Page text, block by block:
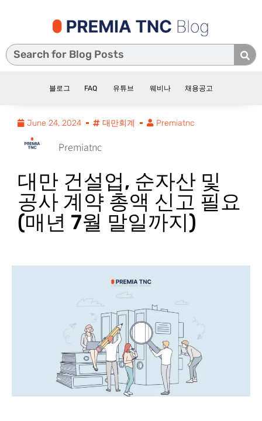
블로그 FAQ 유튜브 웨비나 채용공고
June 24, 2024 대만회계 Premiatnc
Premiatnc
대만 건설업, 순자산 및
공사 계약 총액 신고 필요
(매년 7월 말일까지)